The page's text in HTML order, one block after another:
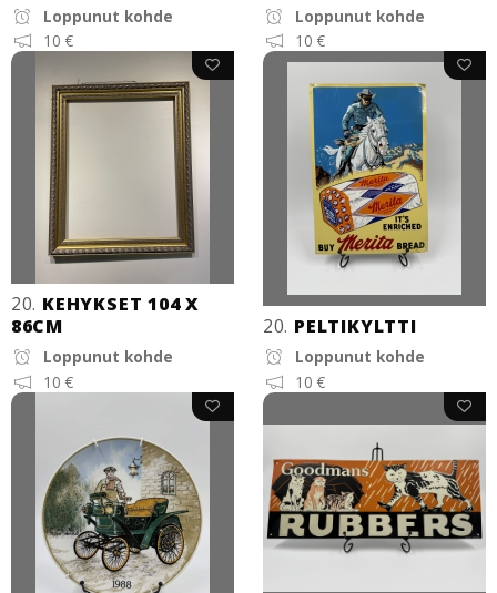
Loppunut kohde
10 €
Loppunut kohde
10 €
20. KEHYKSET 104 X
86CM
Loppunut kohde
10 €
20. PELTIKYLTTI
Loppunut kohde
10 €